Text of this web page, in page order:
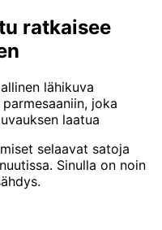
ratkaisee
lähikuva
joka
laatua
selaavat satoja
Sinulla on noin